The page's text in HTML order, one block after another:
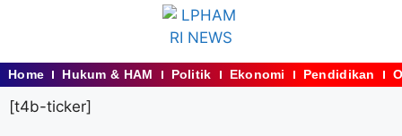
Home Hukum & HAM Politik Ekonomi Pendidikan
[t4b-ticker]